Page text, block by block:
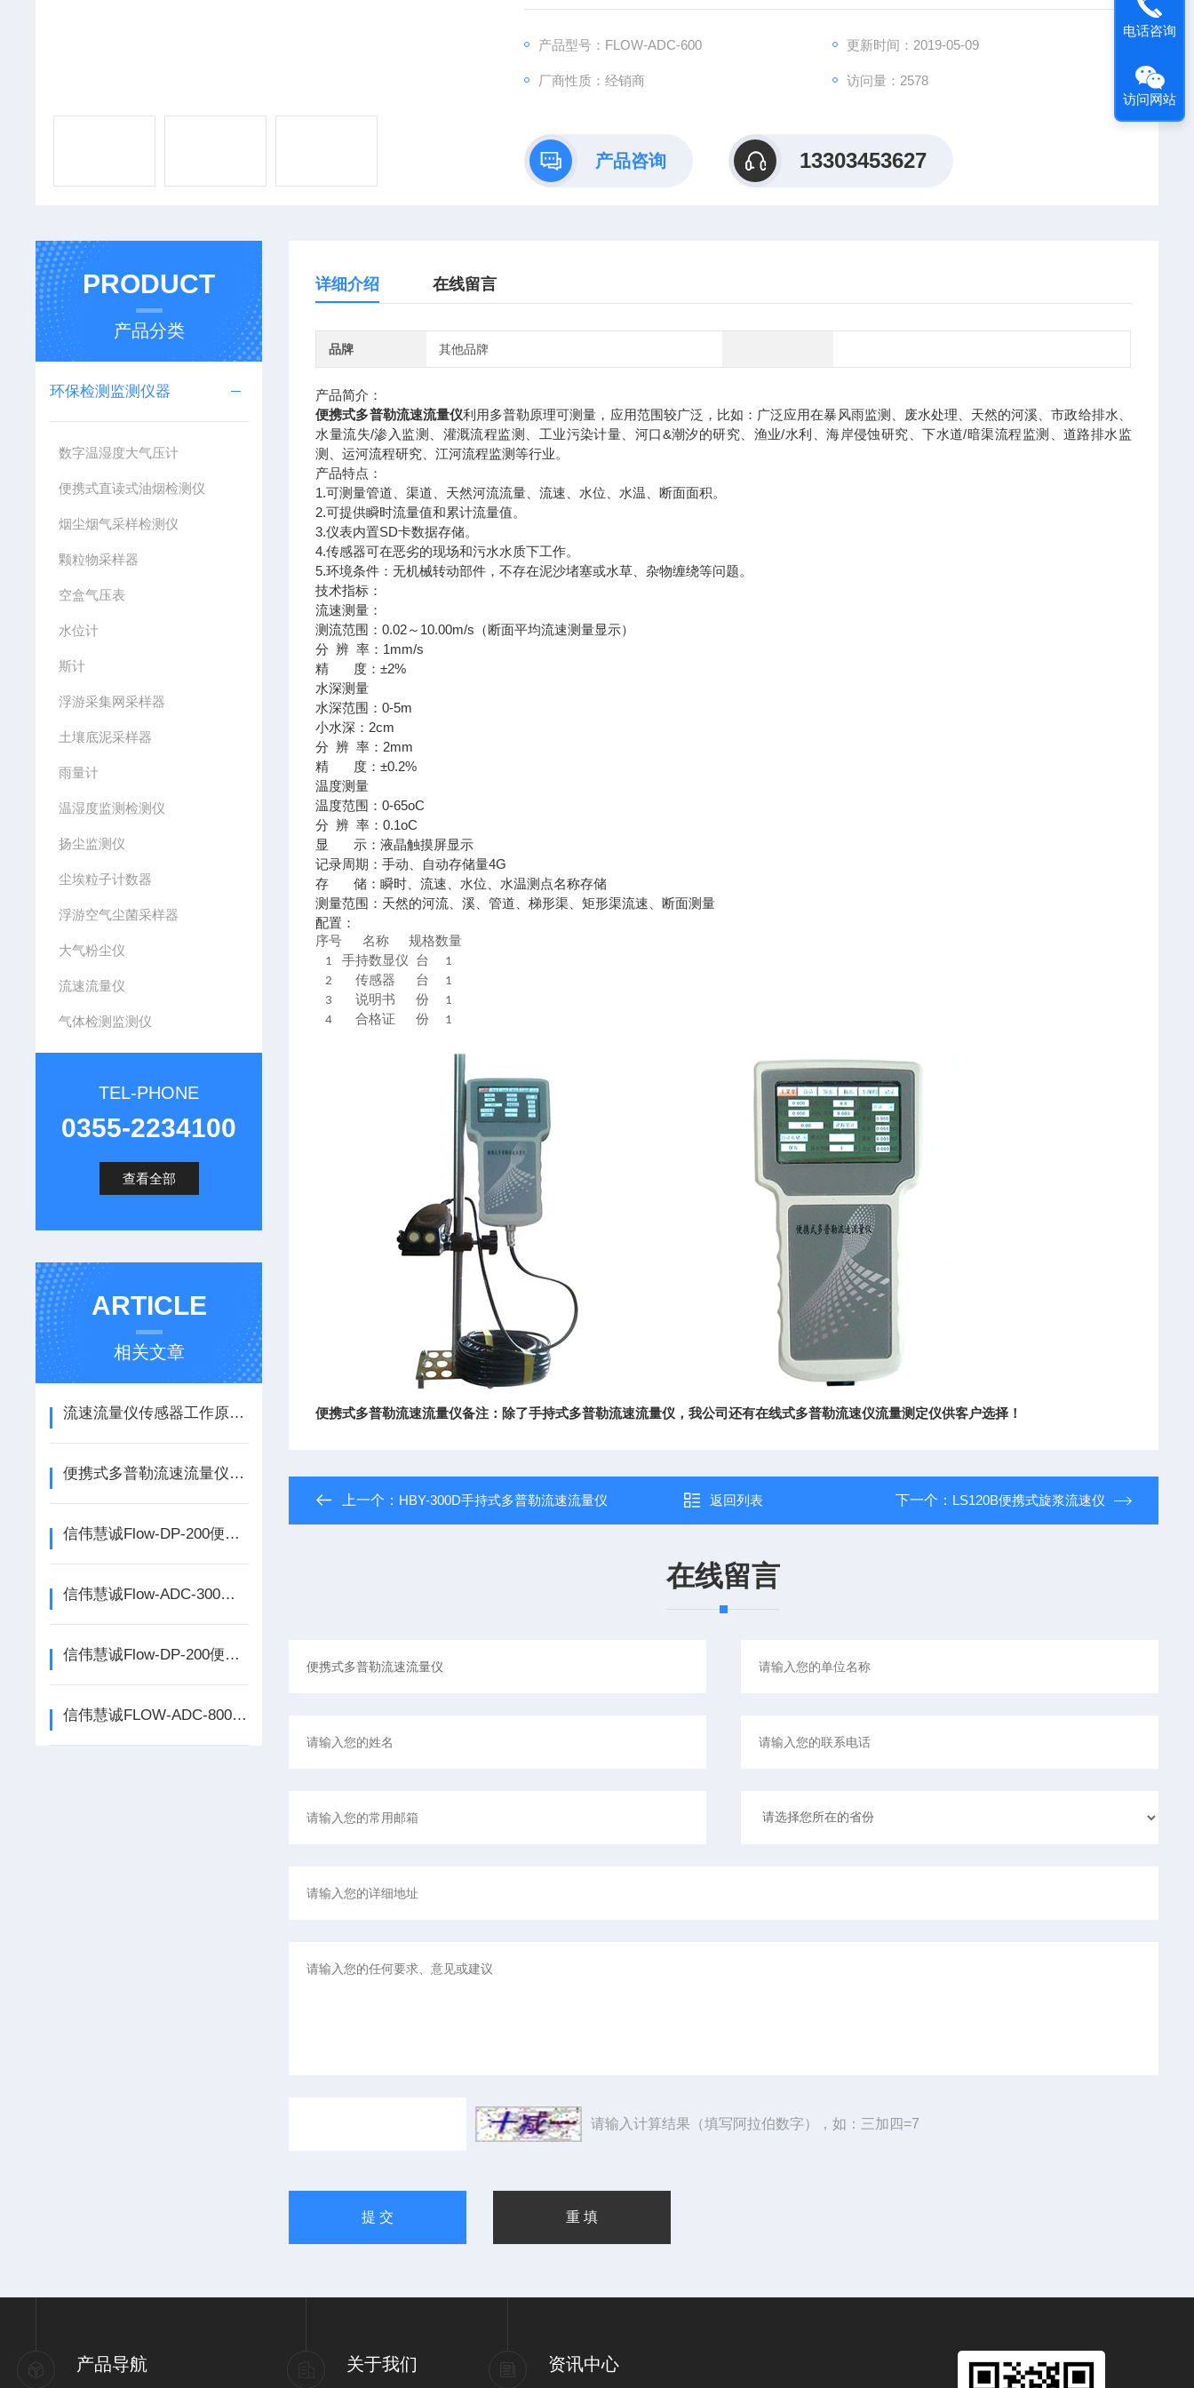
产品型号：FLOW-ADC-600
更新时间：2019-05-09
厂商性质：经销商 访问量：2578
产品咨询 13303453627
PRODUCT
产品分类
环保检测监测仪器
数字温湿度大气压计
便携式直读式油烟检测仪
烟尘烟气采样检测仪
颗粒物采样器
空盒气压表
水位计
斯计
浮游采集网采样器
土壤底泥采样器
雨量计
温湿度监测检测仪
扬尘监测仪
尘埃粒子计数器
浮游空气尘菌采样器
大气粉尘仪
流速流量仪
气体检测监测仪
TEL-PHONE
0355-2234100
查看全部
ARTICLE
相关文章
流速流量仪传感器工作原理解读
便携式多普勒流速流量仪产品原理
信伟慧诚Flow-DP-200便携式多普勒流速流量仪产品简介！
信伟慧诚Flow-ADC-300便携式多普勒流速流量仪技术参数！
信伟慧诚Flow-DP-200便携式多普勒流速流量仪产品原理
信伟慧诚FLOW-ADC-800便携式多普勒流速流量仪选用SD卡存储计数据导出！
详细介绍 在线留言
品牌 其他品牌
产品简介：
便携式多普勒流速流量仪利用多普勒原理可测量，应用范围较广泛，比如：广泛应用在暴风雨监测、废水处理、天然的河溪、市政给排水、
水量流失/渗入监测、灌溉流程监测、工业污染计量、河口&潮汐的研究、渔业/水利、海岸侵蚀研究、下水道/暗渠流程监测、道路排水监
测、运河流程研究、江河流程监测等行业。
产品特点：
1.可测量管道、渠道、天然河流流量、流速、水位、水温、断面面积。
2.可提供瞬时流量值和累计流量值。
3.仪表内置SD卡数据存储。
4.传感器可在恶劣的现场和污水水质下工作。
5.环境条件：无机械转动部件，不存在泥沙堵塞或水草、杂物缠绕等问题。
技术指标：
流速测量：
测流范围：0.02～10.00m/s（断面平均流速测量显示）
分 辨 率：1mm/s
精 度：±2%
水深测量
水深范围：0-5m
小水深：2cm
分 辨 率：2mm
精 度：±0.2%
温度测量
温度范围：0-65oC
分 辨 率：0.1oC
显 示：液晶触摸屏显示
记录周期：手动、自动存储量4G
存 储：瞬时、流速、水位、水温测点名称存储
测量范围：天然的河流、溪、管道、梯形渠、矩形渠流速、断面测量
配置：
序号 名称 规格数量
1
手持数显仪 台
1
2
传感器 台
1
3
说明书 份
1
4
合格证 份 1
便携式多普勒流速流量仪备注：除了手持式多普勒流速流量仪，我公司还有在线式多普勒流速仪流量测定仪供客户选择！
上一个： HBY-300D手持式多普勒流速流量仪 返回列表 下一个： LS120B便携式旋浆流速仪
在线留言
请输入计算结果（填写阿拉伯数字），如：三加四=7
产品导航 关于我们 资讯中心
电话咨询
访问网站